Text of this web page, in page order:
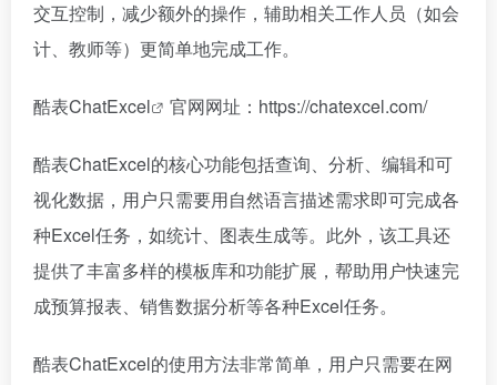
交互控制，减少额外的操作，辅助相关工作人员（如会
计、教师等）更简单地完成工作。
酷表ChatExcel 官网网址：https://chatexcel.com/
酷表ChatExcel的核心功能包括查询、分析、编辑和可
视化数据，用户只需要用自然语言描述需求即可完成各
种Excel任务，如统计、图表生成等。此外，该工具还
提供了丰富多样的模板库和功能扩展，帮助用户快速完
成预算报表、销售数据分析等各种Excel任务。
酷表ChatExcel的使用方法非常简单，用户只需要在网